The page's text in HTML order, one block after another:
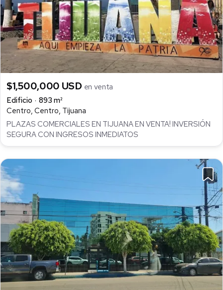
$1,500,000 USD en venta
Edificio
893 m²
Centro, Centro, Tijuana
PLAZAS COMERCIALES EN TIJUANA EN VENTA! INVERSIÓN
SEGURA CON INGRESOS INMEDIATOS